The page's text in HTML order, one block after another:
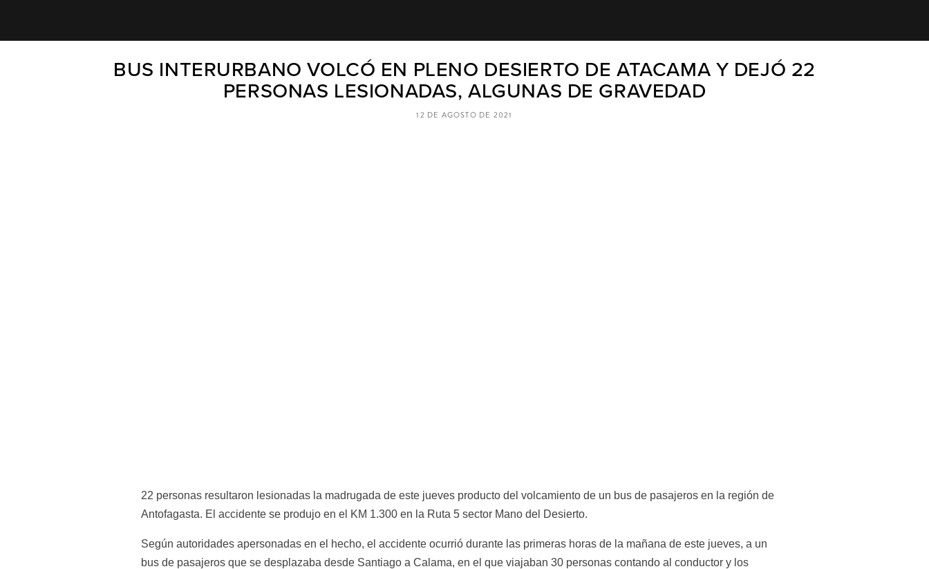
BUS INTERURBANO VOLCÓ EN PLENO DESIERTO DE ATACAMA Y DEJÓ 22
PERSONAS LESIONADAS, ALGUNAS DE GRAVEDAD
22 personas resultaron lesionadas la madrugada de este jueves producto del volcamiento de un bus de pasajeros en la región de
Antofagasta. El accidente se produjo en el KM 1.300 en la Ruta 5 sector Mano del Desierto.
Según autoridades apersonadas en el hecho, el accidente ocurrió durante las primeras horas de la mañana de este jueves, a un
bus de pasajeros que se desplazaba desde Santiago a Calama, en el que viajaban 30 personas contando al conductor y los
12 DE AGOSTO DE 2021